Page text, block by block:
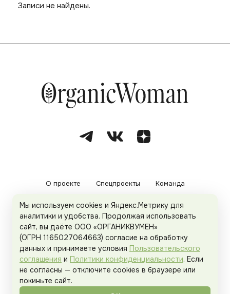
Записи не найдены.
О проекте Спецпроекты Команда
Рекламодателям Политика конфиденциальности
Пользовательское соглашение
Organicwoman.ru . Все права защищены.
Мы используем cookies и Яндекс.Метрику для
аналитики и удобства. Продолжая использовать
сайт, вы даёте ООО «ОРГАНИКВУМЕН»
(ОГРН 1165027064663) согласие на обработку
данных и принимаете условия Пользовательского
соглашения и Политики конфиденциальности. Если
не согласны — отключите cookies в браузере или
покиньте сайт.